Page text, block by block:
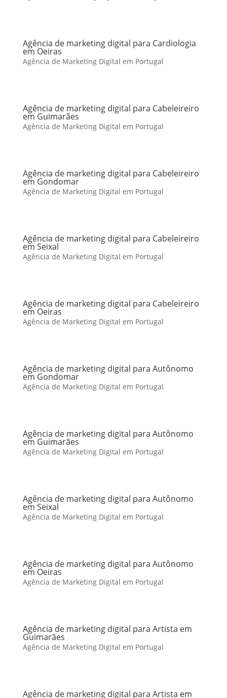
Agência de marketing digital para Cardiologia
em Oeiras
Agência de Marketing Digital em Portugal
Agência de marketing digital para Cabeleireiro
em Guimarães
Agência de Marketing Digital em Portugal
Agência de marketing digital para Cabeleireiro
em Gondomar
Agência de Marketing Digital em Portugal
Agência de marketing digital para Cabeleireiro
em Seixal
Agência de Marketing Digital em Portugal
Agência de marketing digital para Cabeleireiro
em Oeiras
Agência de Marketing Digital em Portugal
Agência de marketing digital para Autônomo
em Gondomar
Agência de Marketing Digital em Portugal
Agência de marketing digital para Autônomo
em Guimarães
Agência de Marketing Digital em Portugal
Agência de marketing digital para Autônomo
em Seixal
Agência de Marketing Digital em Portugal
Agência de marketing digital para Autônomo
em Oeiras
Agência de Marketing Digital em Portugal
Agência de marketing digital para Artista em
Guimarães
Agência de Marketing Digital em Portugal
Agência de marketing digital para Artista em